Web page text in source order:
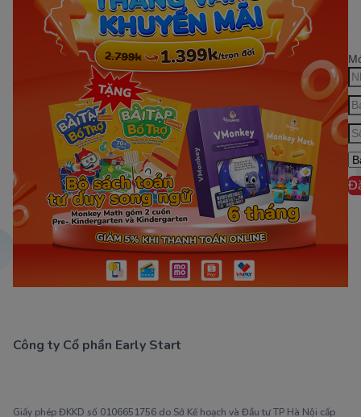
Công ty Cổ phần Early Start
Giấy phép ĐKKD số 0106651756 do Sở Kế hoạch và Đầu tư TP Hà Nội cấp